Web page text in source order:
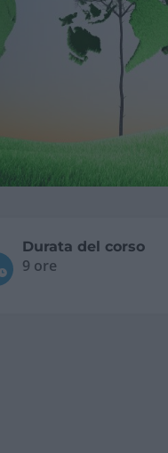
Durata del corso
9 ore